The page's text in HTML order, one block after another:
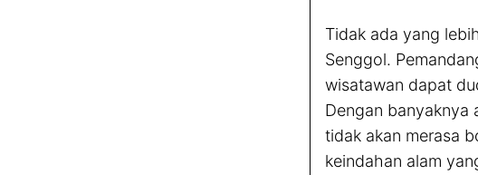
Tidak ada yang
Senggol.
wisatawan dapat
Dengan banyaknya
tidak akan merasa
keindahan alam